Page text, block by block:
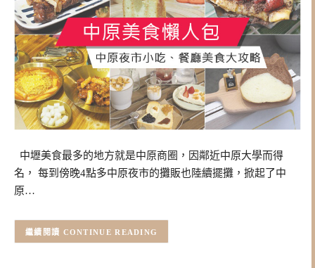
中壢美食最多的地方就是中原商圈，因鄰近中原大學而得
名， 每到傍晚4點多中原夜市的攤販也陸續擺攤，掀起了中
原…
CONTINUE READING